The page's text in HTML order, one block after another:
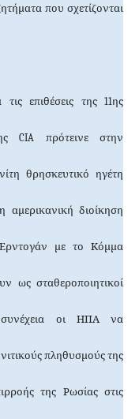
που σχετίζονται
επιθέσεις της 11ης
CIA πρότεινε στην
θρησκευτικό ηγέτη
διοίκηση
με το Κόμμα
ως σταθεροποιητικοί
οι ΗΠΑ να
πληθυσμούς της
της Ρωσίας στις